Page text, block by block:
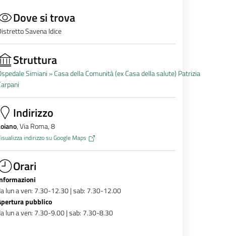
Dove si trova
Savena Idice
Struttura
Simiani »Casa della Comunità (ex Casa della salute) Patrizia
Indirizzo
, Via Roma, 8
indirizzo su Google Maps
Orari
lun a ven: 7.30-12.30 | sab: 7.30-12.00
pubblico
lun a ven: 7.30-9.00 | sab: 7.30-8.30